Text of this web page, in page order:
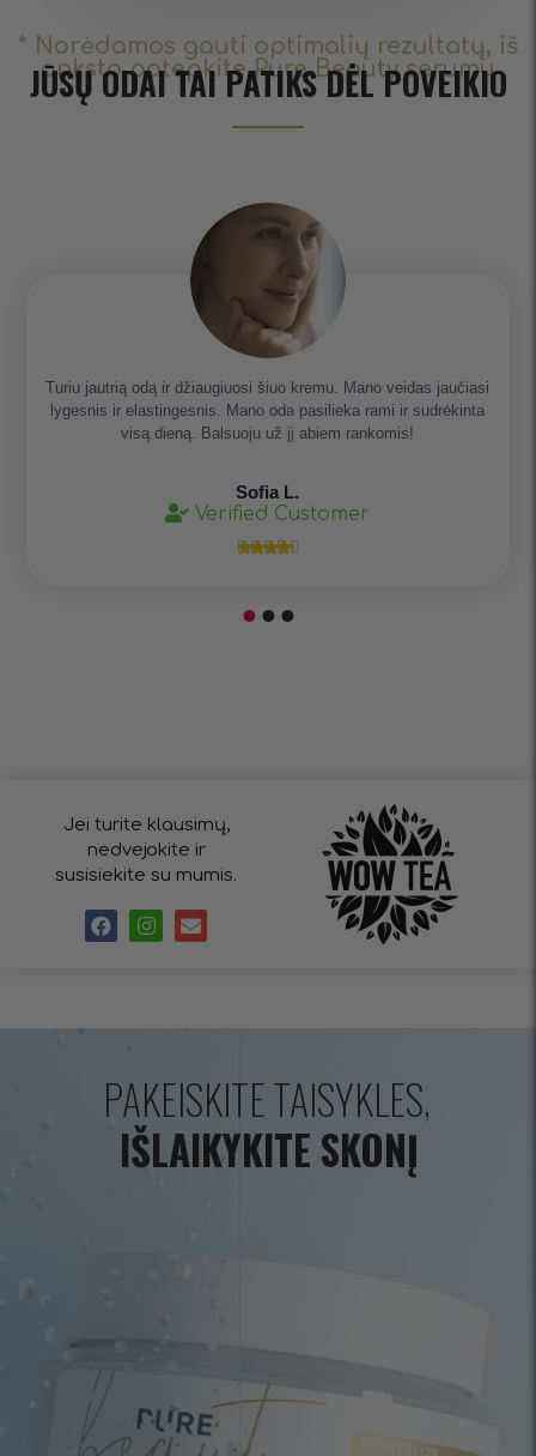
* Norėdamos gauti optimalių rezultatų, iš
anksto patepkite Pure Beauty serumu
JŪSŲ ODAI TAI PATIKS DĖL POVEIKIO
Turiu jautrią odą ir džiaugiuosi šiuo kremu. Mano veidas jaučiasi
lygesnis ir elastingesnis. Mano oda pasilieka rami ir sudrėkinta
visą dieną. Balsuoju už jį abiem rankomis!
Sofia L.
Verified Customer
    
Jei turite klausimų,
nedvejokite ir
susisiekite su mumis.
PAKEISKITE TAISYKLES,
IŠLAIKYKITE SKONĮ